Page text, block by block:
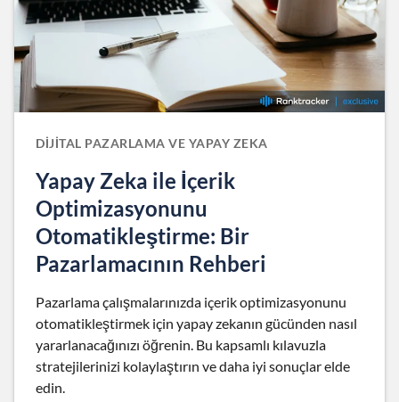
DIJITAL PAZARLAMA VE YAPAY ZEKA
Yapay Zeka ile İçerik
Optimizasyonunu
Otomatikleştirme: Bir
Pazarlamacının Rehberi
Pazarlama çalışmalarınızda içerik optimizasyonunu
otomatikleştirmek için yapay zekanın gücünden nasıl
yararlanacağınızı öğrenin. Bu kapsamlı kılavuzla
stratejilerinizi kolaylaştırın ve daha iyi sonuçlar elde
edin.